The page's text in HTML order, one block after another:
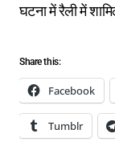
घटना में रैली में
Share this:
Facebook
Tumblr